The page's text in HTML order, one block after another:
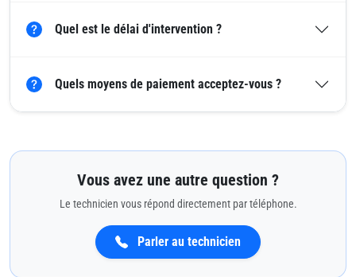
Quel est le délai d'intervention ?
Quels moyens de paiement acceptez-vous ?
Vous avez une autre question ?
Le technicien vous répond directement par téléphone.
Parler au technicien